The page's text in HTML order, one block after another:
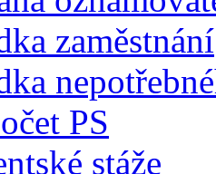
zaměstnání
PS
stáže